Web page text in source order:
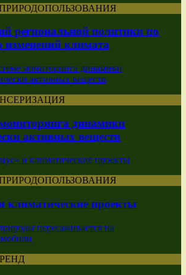
региональной политики по
изменений климата
динамики
активных веществ
климатические проекты